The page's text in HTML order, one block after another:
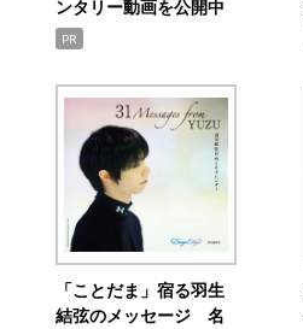
ンタリー動画を公開中
PR
「ことだま」宿る羽生
結弦のメッセージ 名